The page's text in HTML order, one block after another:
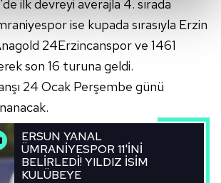
bu çerezlere izin vermedikleri
hedefli reklamlar
hizmet sunabilmek için İnternet
ve üçüncü kişilere ait çerezler
Bu çerezler vasıtasıyla çeşitli kişisel
olup gerekli olan çerezler bilgi
sunulması amacıyla
ilk devreyi averajla 4. sırada
ise kupada sırasıyla Erzin
24Erzincanspor ve 1461
son 16 turuna geldi.
24 Ocak Perşembe günü
ERSUN YANAL
ÜMRANİYESPOR 11'İNİ
BELİRLEDİ! YILDIZ İSİM
KULÜBEYE